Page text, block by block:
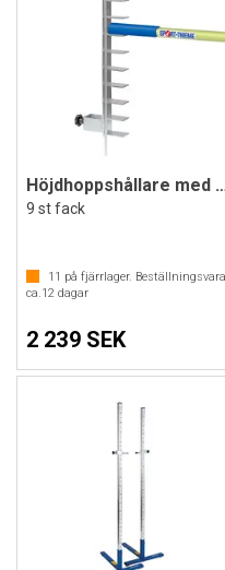
9 st fack
11 på fjärrlager. Beställningsvara
ca.12 dagar
2 239 SEK